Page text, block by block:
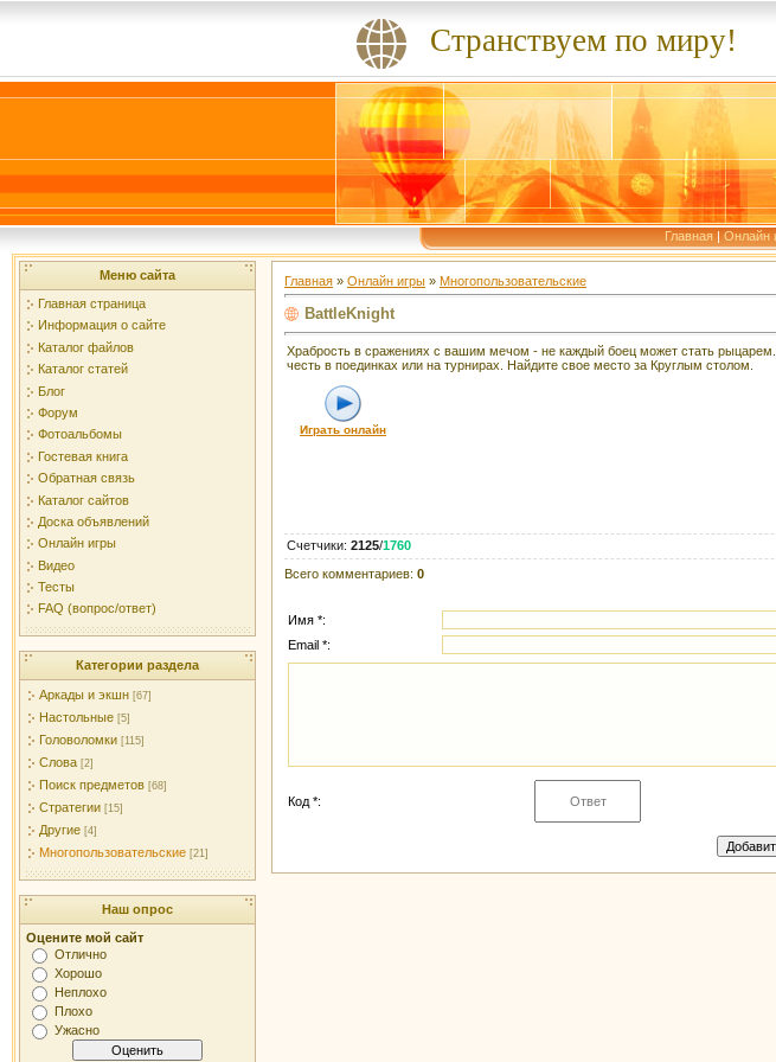
Странствуем по миру!
Главная| Онлайн
Меню сайта
Главная страница
Информация о сайте
Каталог файлов
Каталог статей
Блог
Форум
Фотоальбомы
Гостевая книга
Обратная связь
Каталог сайтов
Доска объявлений
Онлайн игры
Видео
Тесты
FAQ (вопрос/ответ)
Категории раздела
Аркады и экшн [67]
Настольные [5]
Головоломки [115]
Слова [2]
Поиск предметов [68]
Стратегии [15]
Другие [4]
Многопользовательские [21]
Наш опрос
Оцените мой сайт
Отлично
Хорошо
Неплохо
Плохо
Ужасно
Главная » Онлайн игры » Многопользовательские
BattleKnight
Храбрость в сражениях с вашим мечом - не каждый боец может стать рыцарем.
честь в поединках или на турнирах. Найдите свое место за Круглым столом.
Играть онлайн
Счетчики: 2125/1760
Всего комментариев: 0
Имя *:
Email *:
Код *: